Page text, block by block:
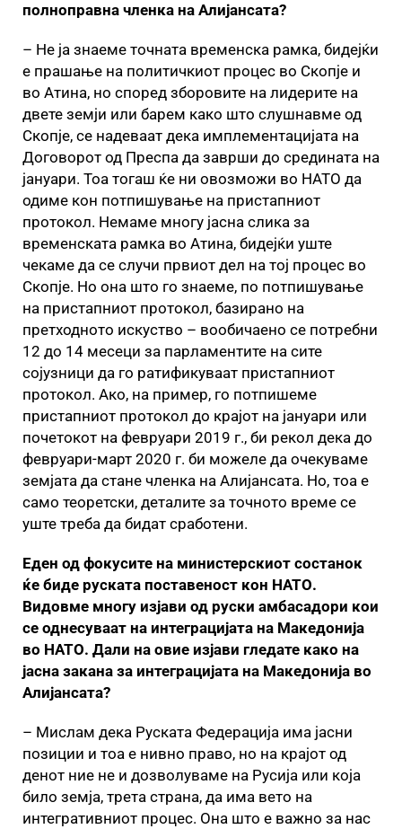
полноправна членка на Алијансата?
– Не ја знаеме точната временска рамка, бидејќи
е прашање на политичкиот процес во Скопје и
во Атина, но според зборовите на лидерите на
двете земји или барем како што слушнавме од
Скопје, се надеваат дека имплементацијата на
Договорот од Преспа да заврши до средината на
јануари. Тоа тогаш ќе ни овозможи во НАТО да
одиме кон потпишување на пристапниот
протокол. Немаме многу јасна слика за
временската рамка во Атина, бидејќи уште
чекаме да се случи првиот дел на тој процес во
Скопје. Но она што го знаеме, по потпишување
на пристапниот протокол, базирано на
претходното искуство – вообичаено се потребни
12 до 14 месеци за парламентите на сите
сојузници да го ратификуваат пристапниот
протокол. Ако, на пример, го потпишеме
пристапниот протокол до крајот на јануари или
почетокот на февруари 2019 г., би рекол дека до
февруари-март 2020 г. би можеле да очекуваме
земјата да стане членка на Алијансата. Но, тоа е
само теоретски, деталите за точното време се
уште треба да бидат сработени.
Еден од фокусите на министерскиот состанок
ќе биде руската поставеност кон НАТО.
Видовме многу изјави од руски амбасадори кои
се однесуваат на интеграцијата на Македонија
во НАТО. Дали на овие изјави гледате како на
јасна закана за интеграцијата на Македонија во
Алијансата?
– Мислам дека Руската Федерација има јасни
позиции и тоа е нивно право, но на крајот од
денот ние не и дозволуваме на Русија или која
било земја, трета страна, да има вето на
интегративниот процес. Она што е важно за нас